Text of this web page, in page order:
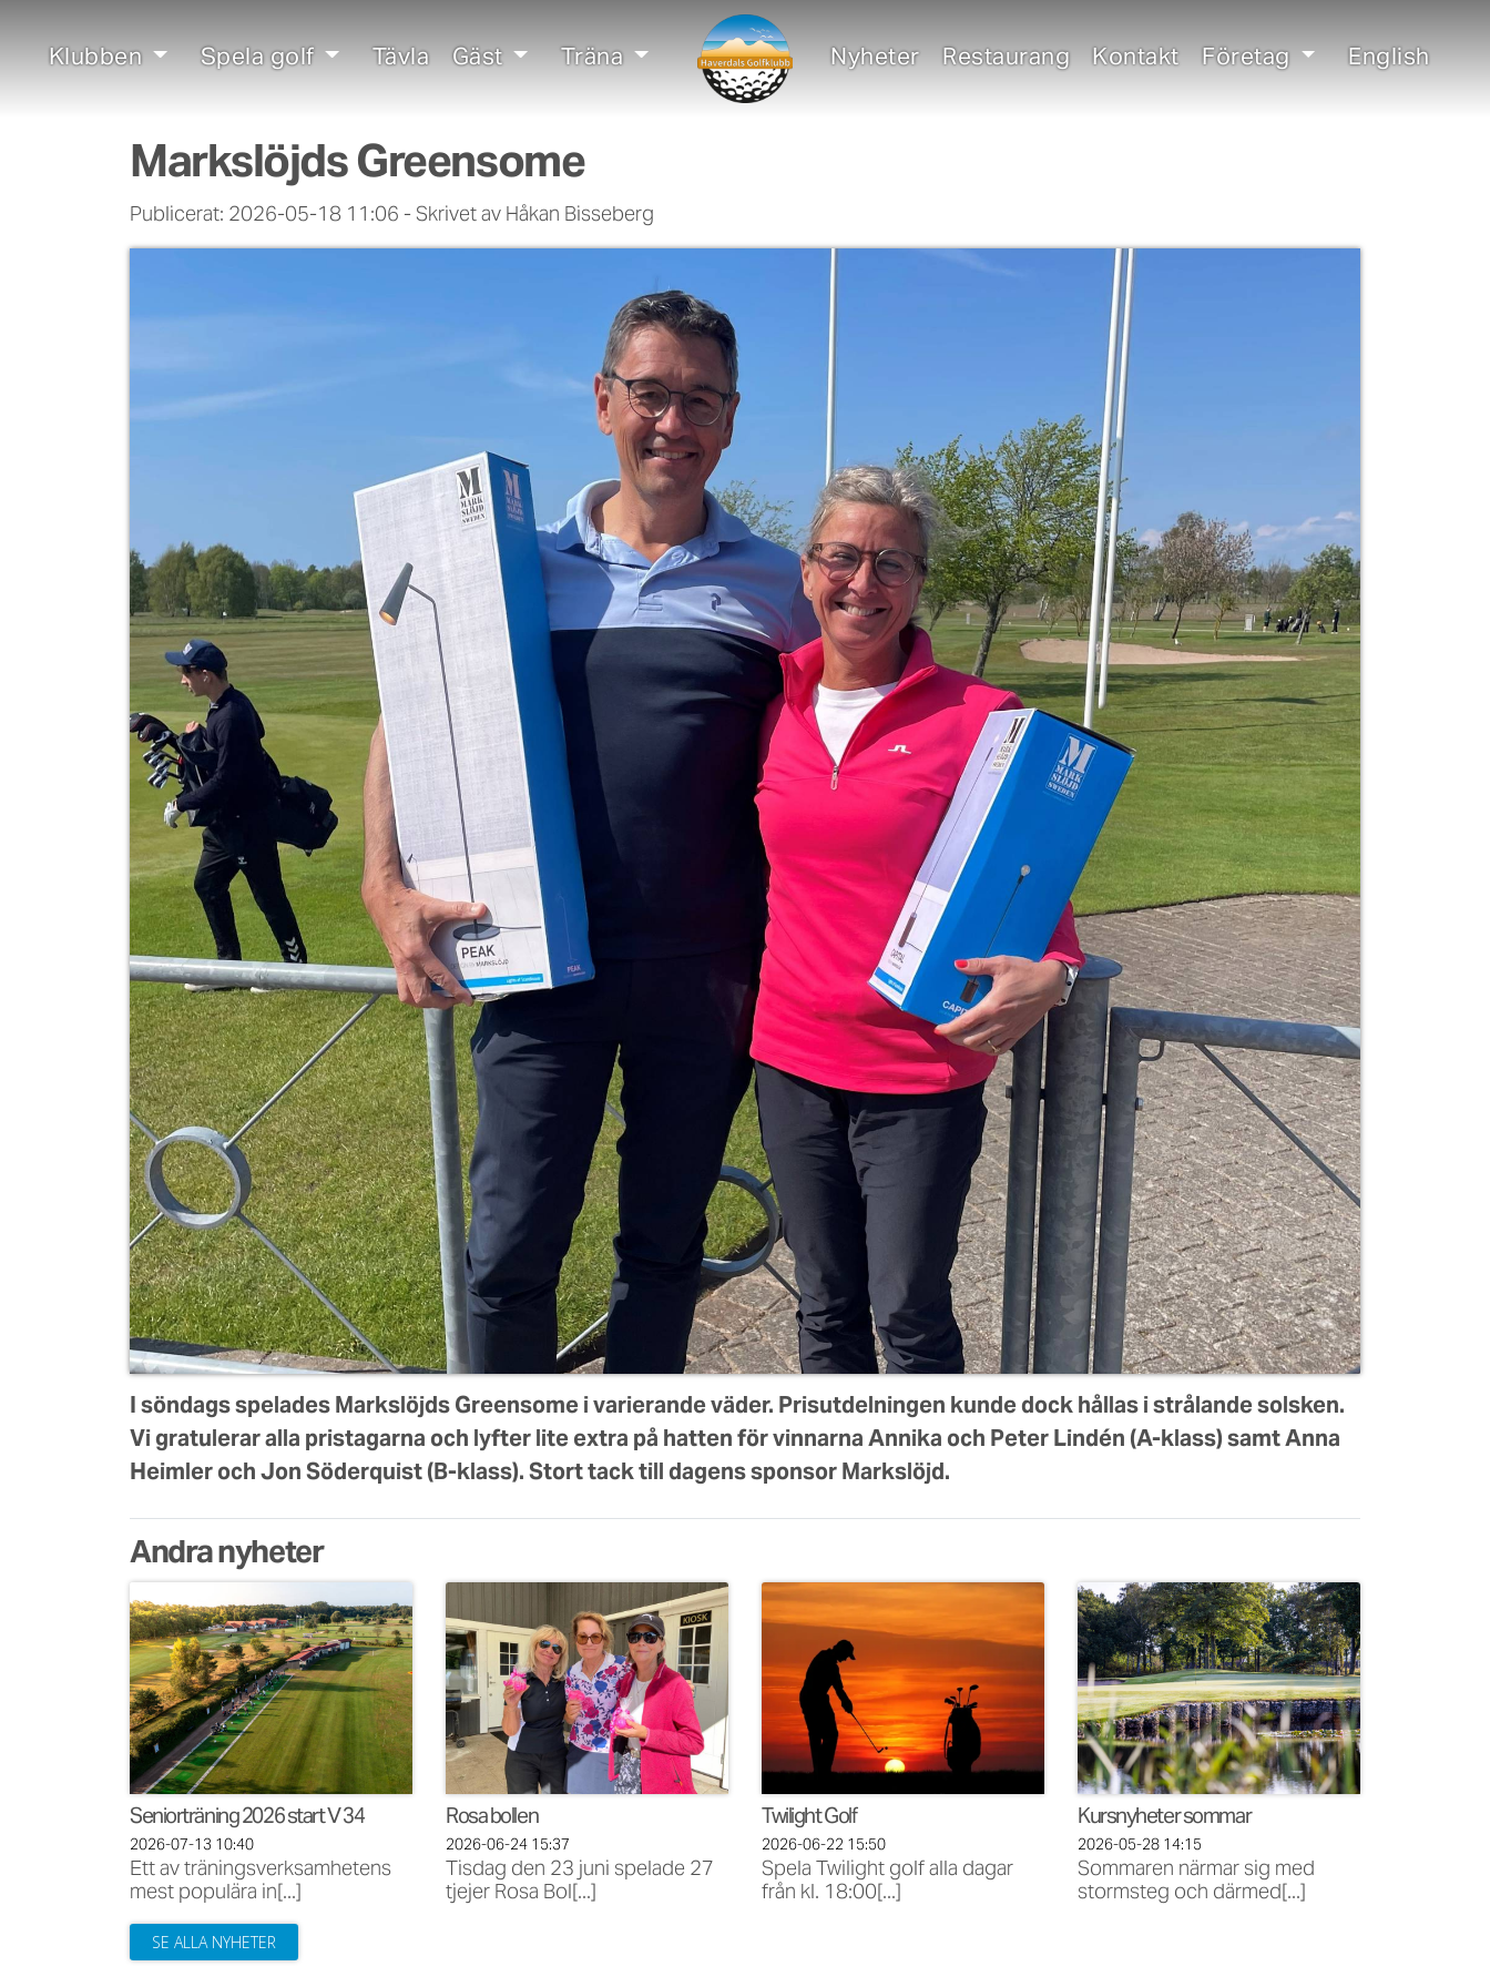
Klubben Spela golf Tävla Gäst Träna Nyheter Restaurang Kontakt Företag English
Markslöjds Greensome
Publicerat: 2026-05-18 11:06-Skrivet av Håkan Bisseberg
I söndags spelades Markslöjds Greensome i varierande väder. Prisutdelningen kunde dock hållas i strålande solsken.
Vi gratulerar alla pristagarna och lyfter lite extra på hatten för vinnarna Annika och Peter Lindén (A-klass) samt Anna
Heimler och Jon Söderquist (B-klass). Stort tack till dagens sponsor Markslöjd.
Andra nyheter
Seniorträning 2026 start V 34
2026-07-1310:40
Ett av träningsverksamhetens
mest populära in[...]
Rosa bollen
2026-06-2415:37
Tisdag den 23 juni spelade 27
tjejer Rosa Bol[...]
Twilight Golf
2026-06-2215:50
Spela Twilight golf alla dagar
från kl. 18:00[...]
Kursnyheter sommar
2026-05-2814:15
Sommaren närmar sig med
stormsteg och därmed[...]
SE ALLA NYHETER